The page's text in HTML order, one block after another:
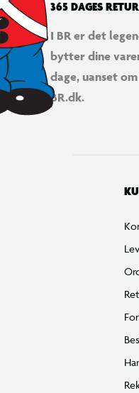
365 DAGES
I BR er det
bytter dine
dage, uanset
BR.dk.